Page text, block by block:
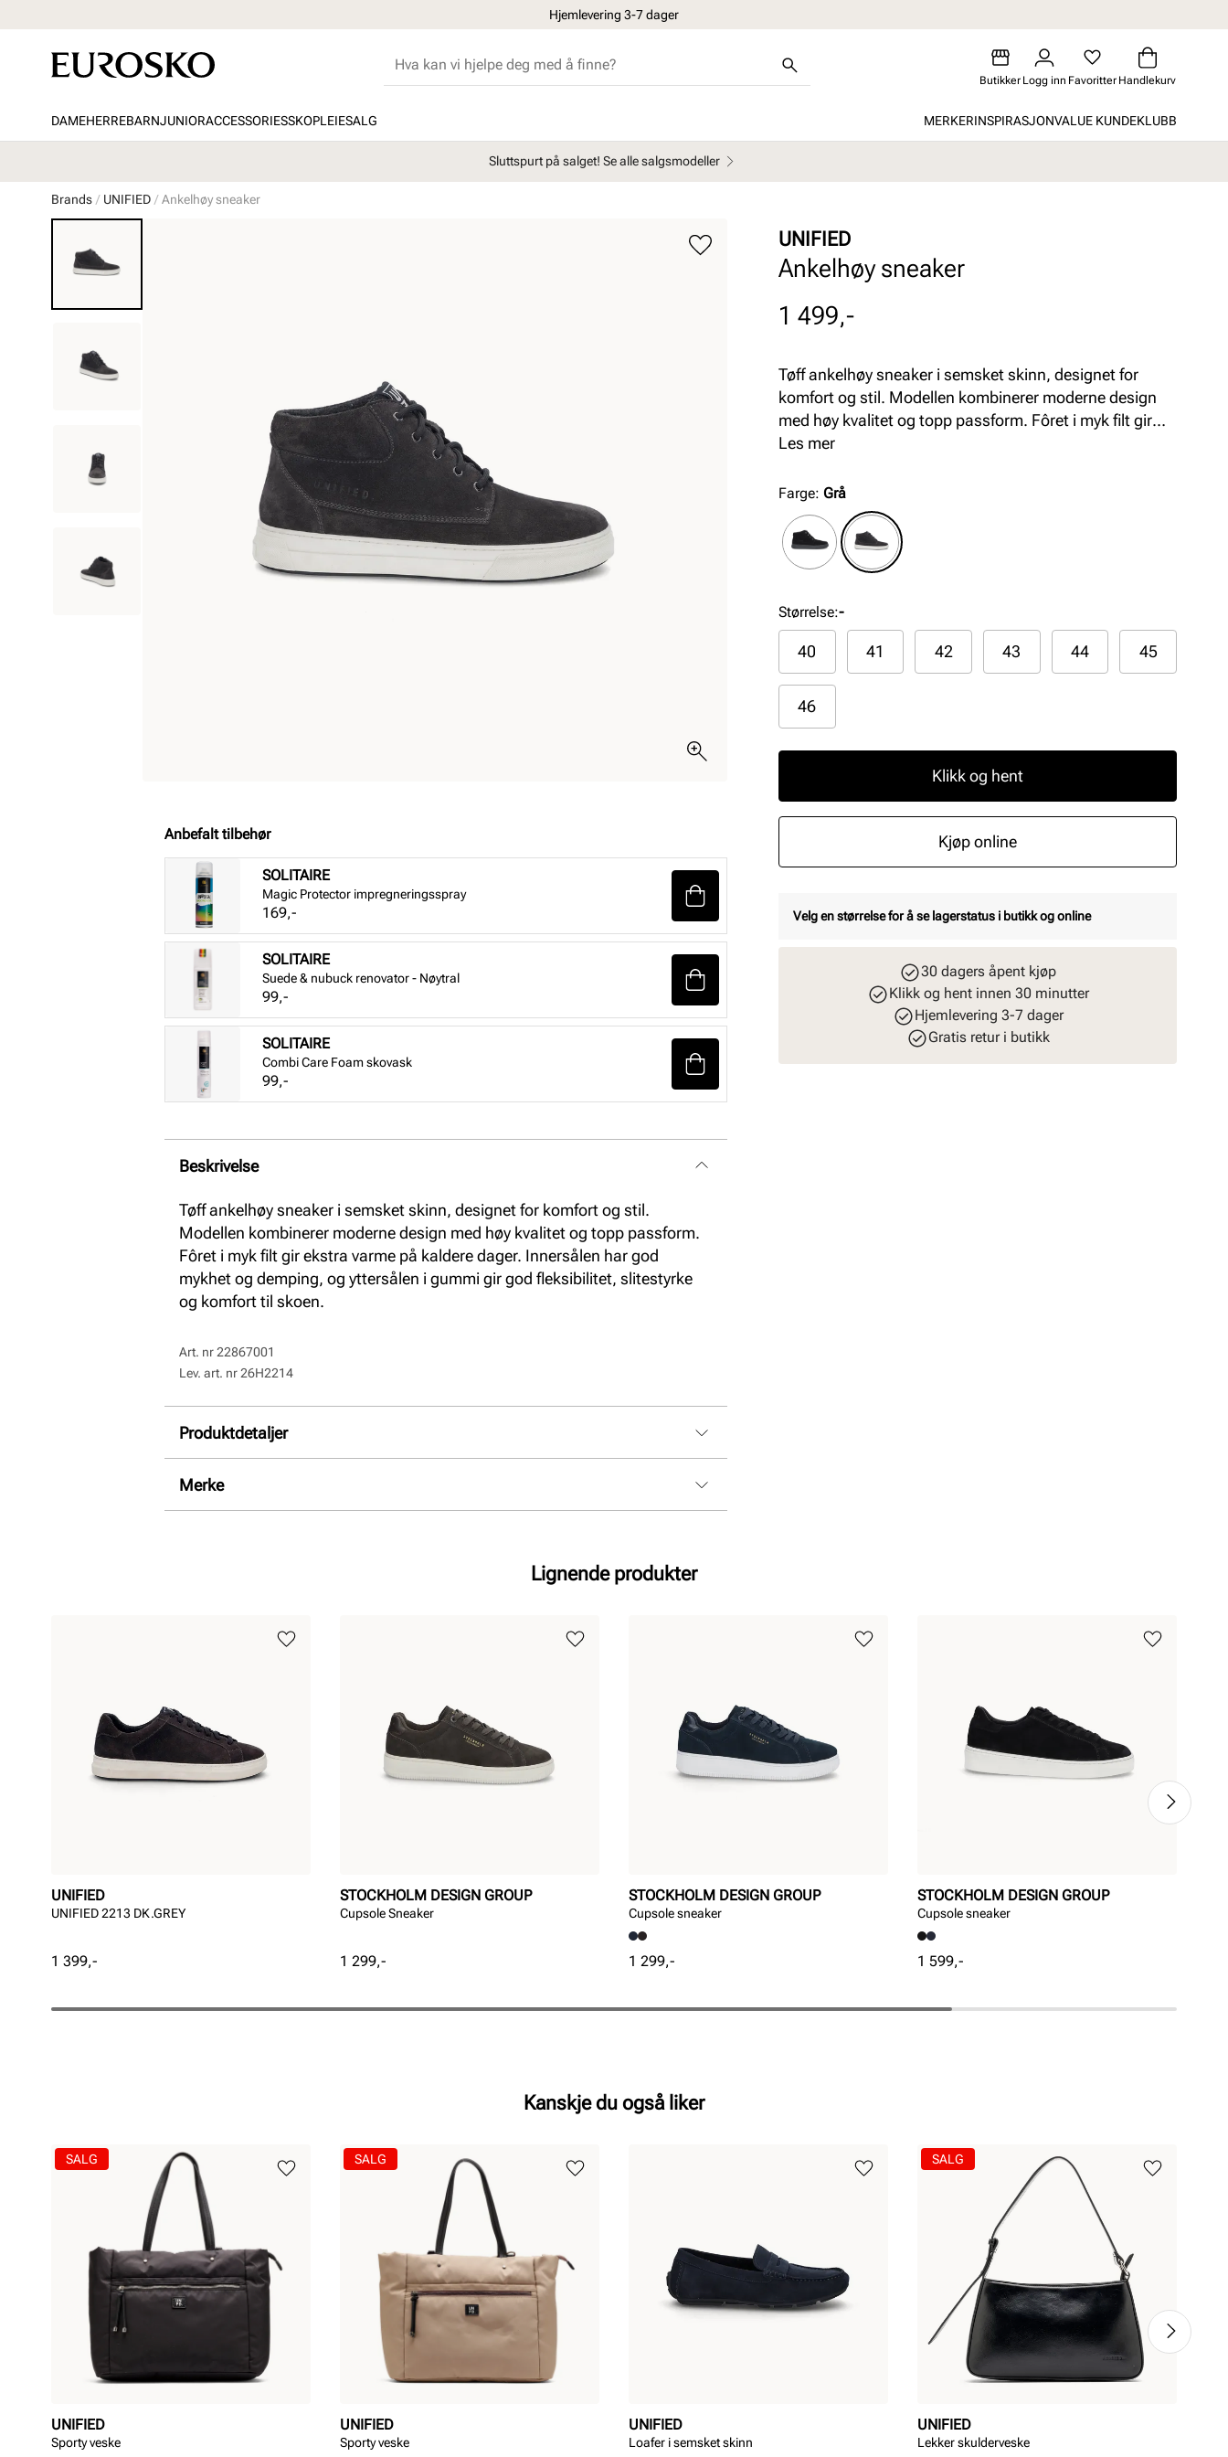
Hjemlevering 3-7 dager
Butikker Logg inn Favoritter Handlekurv
DAMEHERREBARNJUNIORACCESSORIESSKOPLEIESALG MERKERINSPIRASJONVALUE KUNDEKLUBB
Sluttspurt på salget! Se alle salgsmodeller
Brands UNIFIED Ankelhøy sneaker
Anbefalt tilbehør
SOLITAIRE
Magic Protector impregneringsspray
Pris
169,-
SOLITAIRE
Suede & nubuck renovator - Nøytral
Pris
99,-
SOLITAIRE
Combi Care Foam skovask
Pris
99,-
Beskrivelse
Tøff ankelhøy sneaker i semsket skinn, designet for komfort og stil.
Modellen kombinerer moderne design med høy kvalitet og topp passform.
Fôret i myk filt gir ekstra varme på kaldere dager. Innersålen har god
mykhet og demping, og yttersålen i gummi gir god fleksibilitet, slitestyrke
og komfort til skoen.
Art. nr22867001
Lev. art. nr26H2214
Produktdetaljer
Overdel:
Merke
UNIFIED
Ankelhøy sneaker
Pris
1 499,-
Tøff ankelhøy sneaker i semsket skinn, designet for
komfort og stil. Modellen kombinerer moderne design
med høy kvalitet og topp passform. Fôret i myk filt gir
ekstra varme på kaldere dager. Innersålen har god
fleksibilitet, slitestyrke og komfort til skoen.
Les mer
Farge: Grå
Størrelse:-
40 41 42 43 44 45
46
Klikk og hent
Kjøp online
Velg en størrelse for å se lagerstatus i butikk og online
30 dagers åpent kjøp
Klikk og hent innen 30 minutter
Hjemlevering 3-7 dager
Gratis retur i butikk
Lignende produkter
UNIFIED
UNIFIED 2213 DK.GREY
Pris
1 399,-
STOCKHOLM DESIGN GROUP
Cupsole Sneaker
Pris
1 299,-
STOCKHOLM DESIGN GROUP
Cupsole sneaker
Pris
1 299,-
STOCKHOLM DESIGN GROUP
Cupsole sneaker
Pris
1 599,-
Kanskje du også liker
UNIFIED
Sporty veske
SALG
UNIFIED
Sporty veske
SALG
UNIFIED
Loafer i semsket skinn
UNIFIED
Lekker skulderveske
SALG